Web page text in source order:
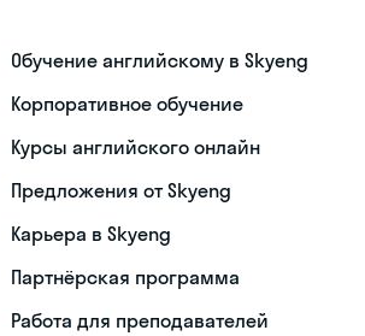
Обучение английскому в Skyeng
Корпоративное обучение
Курсы английского онлайн
Предложения от Skyeng
Карьера в Skyeng
Партнёрская программа
Работа для преподавателей